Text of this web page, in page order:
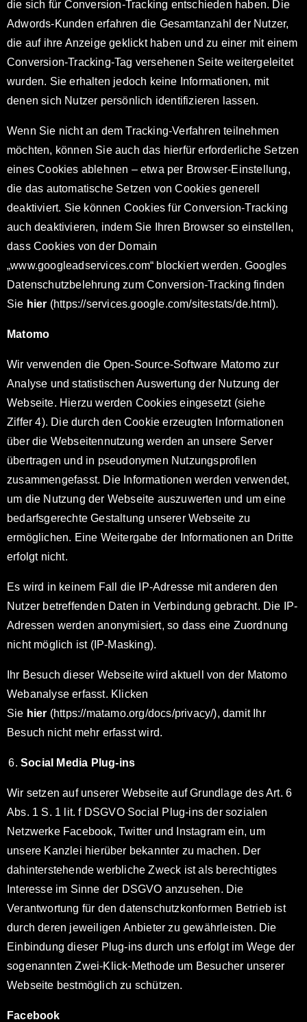
die sich für Conversion-Tracking entschieden haben. Die
Adwords-Kunden erfahren die Gesamtanzahl der Nutzer,
die auf ihre Anzeige geklickt haben und zu einer mit einem
Conversion-Tracking-Tag versehenen Seite weitergeleitet
wurden. Sie erhalten jedoch keine Informationen, mit
denen sich Nutzer persönlich identifizieren lassen.
Wenn Sie nicht an dem Tracking-Verfahren teilnehmen
möchten, können Sie auch das hierfür erforderliche Setzen
eines Cookies ablehnen – etwa per Browser-Einstellung,
die das automatische Setzen von Cookies generell
deaktiviert. Sie können Cookies für Conversion-Tracking
auch deaktivieren, indem Sie Ihren Browser so einstellen,
dass Cookies von der Domain
„www.googleadservices.com“ blockiert werden. Googles
Datenschutzbelehrung zum Conversion-Tracking finden
Sie hier (https://services.google.com/sitestats/de.html).
Matomo
Wir verwenden die Open-Source-Software Matomo zur
Analyse und statistischen Auswertung der Nutzung der
Webseite. Hierzu werden Cookies eingesetzt (siehe
Ziffer 4). Die durch den Cookie erzeugten Informationen
über die Webseitennutzung werden an unsere Server
übertragen und in pseudonymen Nutzungsprofilen
zusammengefasst. Die Informationen werden verwendet,
um die Nutzung der Webseite auszuwerten und um eine
bedarfsgerechte Gestaltung unserer Webseite zu
ermöglichen. Eine Weitergabe der Informationen an Dritte
erfolgt nicht.
Es wird in keinem Fall die IP-Adresse mit anderen den
Nutzer betreffenden Daten in Verbindung gebracht. Die IP-
Adressen werden anonymisiert, so dass eine Zuordnung
nicht möglich ist (IP-Masking).
Ihr Besuch dieser Webseite wird aktuell von der Matomo
Webanalyse erfasst. Klicken
Sie hier (https://matamo.org/docs/privacy/), damit Ihr
Besuch nicht mehr erfasst wird.
Social Media Plug-ins
Wir setzen auf unserer Webseite auf Grundlage des Art. 6
Abs. 1 S. 1 lit. f DSGVO Social Plug-ins der sozialen
Netzwerke Facebook, Twitter und Instagram ein, um
unsere Kanzlei hierüber bekannter zu machen. Der
dahinterstehende werbliche Zweck ist als berechtigtes
Interesse im Sinne der DSGVO anzusehen. Die
Verantwortung für den datenschutzkonformen Betrieb ist
durch deren jeweiligen Anbieter zu gewährleisten. Die
Einbindung dieser Plug-ins durch uns erfolgt im Wege der
sogenannten Zwei-Klick-Methode um Besucher unserer
Webseite bestmöglich zu schützen.
Facebook